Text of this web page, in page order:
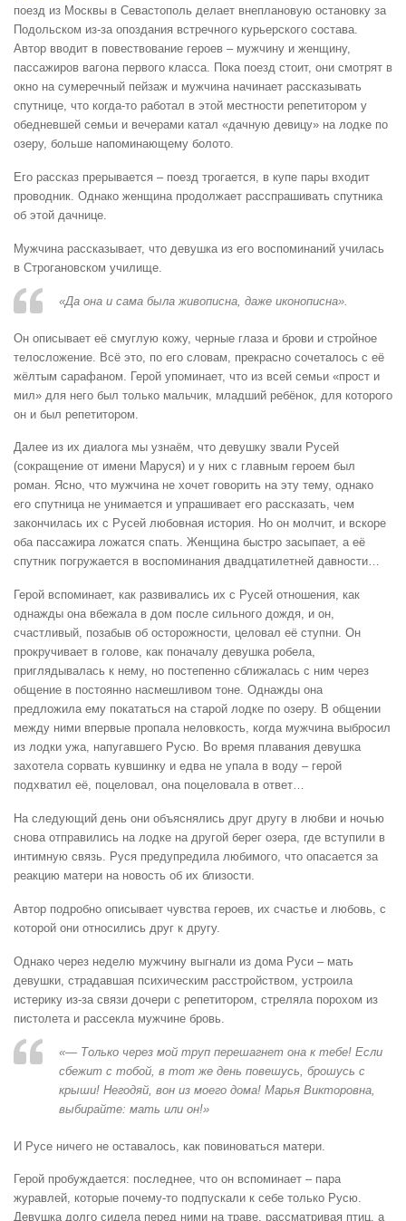
поезд из Москвы в Севастополь делает внеплановую остановку за
Подольском из-за опоздания встречного курьерского состава.
Автор вводит в повествование героев – мужчину и женщину,
пассажиров вагона первого класса. Пока поезд стоит, они смотрят в
окно на сумеречный пейзаж и мужчина начинает рассказывать
спутнице, что когда-то работал в этой местности репетитором у
обедневшей семьи и вечерами катал «дачную девицу» на лодке по
озеру, больше напоминающему болото.
Его рассказ прерывается – поезд трогается, в купе пары входит
проводник. Однако женщина продолжает расспрашивать спутника
об этой дачнице.
Мужчина рассказывает, что девушка из его воспоминаний училась
в Строгановском училище.
«Да она и сама была живописна, даже иконописна».
Он описывает её смуглую кожу, черные глаза и брови и стройное
телосложение. Всё это, по его словам, прекрасно сочеталось с её
жёлтым сарафаном. Герой упоминает, что из всей семьи «прост и
мил» для него был только мальчик, младший ребёнок, для которого
он и был репетитором.
Далее из их диалога мы узнаём, что девушку звали Русей
(сокращение от имени Маруся) и у них с главным героем был
роман. Ясно, что мужчина не хочет говорить на эту тему, однако
его спутница не унимается и упрашивает его рассказать, чем
закончилась их с Русей любовная история. Но он молчит, и вскоре
оба пассажира ложатся спать. Женщина быстро засыпает, а её
спутник погружается в воспоминания двадцатилетней давности…
Герой вспоминает, как развивались их с Русей отношения, как
однажды она вбежала в дом после сильного дождя, и он,
счастливый, позабыв об осторожности, целовал её ступни. Он
прокручивает в голове, как поначалу девушка робела,
приглядывалась к нему, но постепенно сближалась с ним через
общение в постоянно насмешливом тоне. Однажды она
предложила ему покататься на старой лодке по озеру. В общении
между ними впервые пропала неловкость, когда мужчина выбросил
из лодки ужа, напугавшего Русю. Во время плавания девушка
захотела сорвать кувшинку и едва не упала в воду – герой
подхватил её, поцеловал, она поцеловала в ответ…
На следующий день они объяснялись друг другу в любви и ночью
снова отправились на лодке на другой берег озера, где вступили в
интимную связь. Руся предупредила любимого, что опасается за
реакцию матери на новость об их близости.
Автор подробно описывает чувства героев, их счастье и любовь, с
которой они относились друг к другу.
Однако через неделю мужчину выгнали из дома Руси – мать
девушки, страдавшая психическим расстройством, устроила
истерику из-за связи дочери с репетитором, стреляла порохом из
пистолета и рассекла мужчине бровь.
«— Только через мой труп перешагнет она к тебе! Если
сбежит с тобой, в тот же день повешусь, брошусь с
крыши! Негодяй, вон из моего дома! Марья Викторовна,
выбирайте: мать или он!»
И Русе ничего не оставалось, как повиноваться матери.
Герой пробуждается: последнее, что он вспоминает – пара
журавлей, которые почему-то подпускали к себе только Русю.
Девушка долго сидела перед ними на траве, рассматривая птиц, а